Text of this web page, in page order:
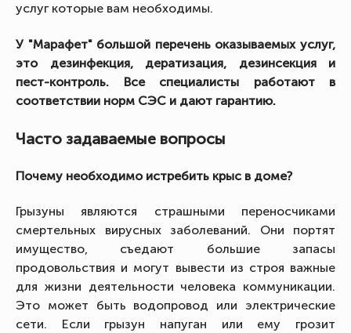
услуг которые вам необходимы.
У "Марафет" большой перечень оказываемых услуг,
это дезинфекция, дератизация, дезинсекция и
пест-контроль. Все специалисты работают в
соответствии норм СЭС и дают гарантию.
Часто задаваемые вопросы
Почему необходимо истребить крыс в доме?
Грызуны являются страшными переносчиками
смертельных вирусных заболеваний. Они портят
имущество, съедают большие запасы
продовольствия и могут вывести из строя важные
для жизни деятельности человека коммуникации.
Это может быть водопровод или электрические
сети. Если грызун напуган или ему грозит